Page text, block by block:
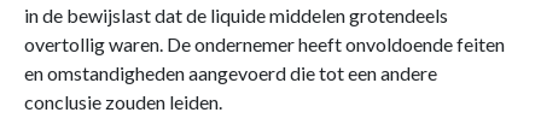
in de bewijslast dat de liquide middelen grotendeels
overtollig waren. De ondernemer heeft onvoldoende feiten
en omstandigheden aangevoerd die tot een andere
conclusie zouden leiden.